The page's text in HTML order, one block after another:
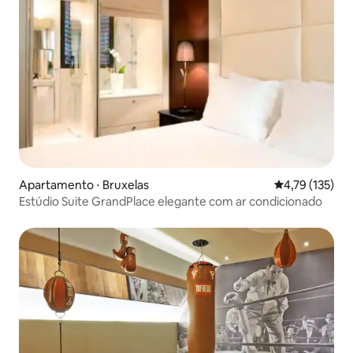
Apartamento ⋅ Bruxelas 4,79 de uma
4,79 (135)
Estúdio Suite GrandPlace elegante com ar condicionado